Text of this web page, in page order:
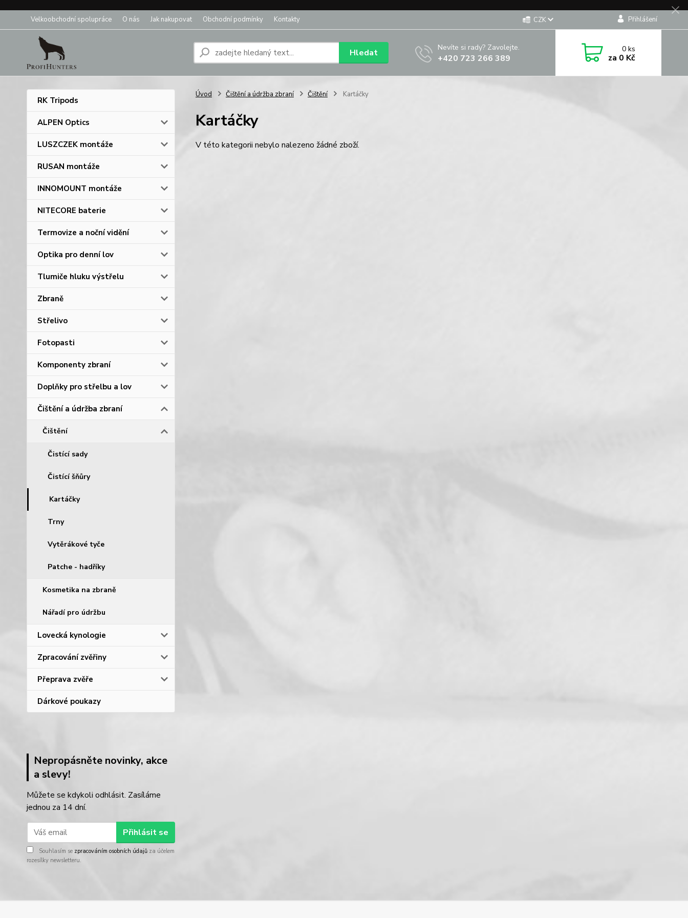
Velkoobchodní spolupráce O nás Jak nakupovat Obchodní podmínky Kontakty CZK Přihlášení
Hledat Nevíte si rady? Zavolejte.
+420 723 266 389
0ks
za 0 Kč
RK Tripods
ALPEN Optics
LUSZCZEK montáže
RUSAN montáže
INNOMOUNT montáže
NITECORE baterie
Termovize a noční vidění
Optika pro denní lov
Tlumiče hluku výstřelu
Zbraně
Střelivo
Fotopasti
Komponenty zbraní
Doplňky pro střelbu a lov
Čištění a údržba zbraní
Čištění
Čistící sady
Čistící šňůry
Kartáčky
Trny
Vytěrákové tyče
Patche - hadříky
Kosmetika na zbraně
Nářadí pro údržbu
Lovecká kynologie
Zpracování zvěřiny
Přeprava zvěře
Dárkové poukazy
Nepropásněte novinky, akce
a slevy!
Můžete se kdykoli odhlásit. Zasíláme
jednou za 14 dní.
Přihlásit se
Souhlasím se zpracováním osobních údajů za účelem
rozesílky newsletteru.
Úvod Čištění a údržba zbraní Čištění Kartáčky
Kartáčky
V této kategorii nebylo nalezeno žádné zboží.